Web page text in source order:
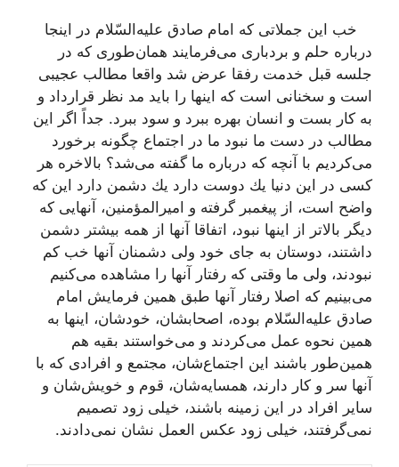
خب این جملاتی كه امام صادق علیه‌السّلام در اینجا
درباره حلم و بردباری می‌فرمایند همان‌طوری كه در
جلسه قبل خدمت رفقا عرض شد واقعا مطالب عجیبی
است و سخنانی است كه اینها را باید مد نظر قرارداد و
به كار بست و انسان بهره ببرد و سود ببرد. جداً اگر این
مطالب در دست ما نبود ما در اجتماع چگونه برخورد
می‌كردیم با آنچه كه درباره ما گفته می‌شد؟ بالاخره هر
كسی در این دنیا یك دوست دارد یك دشمن دارد این كه
واضح است، از پیغمبر گرفته و امیرالمؤمنین، آنهایی كه
دیگر بالاتر از اینها نبود، اتفاقا آنها از همه بیشتر دشمن
داشتند، دوستان به جای خود ولی دشمنان آنها خب كم
نبودند، ولی ما وقتی كه رفتار آنها را مشاهده می‌كنیم
می‌بینیم كه اصلا رفتار آنها طبق همین فرمایش امام
صادق علیه‌السّلام بوده، اصحابشان، خودشان، اینها به
همین نحوه عمل می‌كردند و می‌خواستند بقیه هم
همین‌طور باشند این اجتماع‌شان، مجتمع و افرادی كه با
آنها سر و كار دارند، همسایه‌شان، قوم و خویش‌شان و
سایر افراد در این زمینه باشند، خیلی زود تصمیم
نمی‌گرفتند، خیلی زود عكس العمل نشان نمی‌دادند.